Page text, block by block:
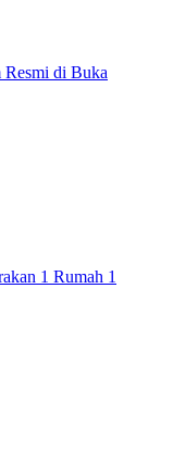
di Buka
1 Rumah 1